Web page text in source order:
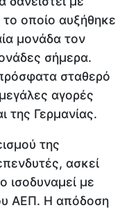
το οποίο αυξήθηκε
μονάδα τον
σήμερα.
σταθερό
αγορές
Γερμανίας.
της
ασκεί
ισοδυναμεί με
ΑΕΠ. Η απόδοση